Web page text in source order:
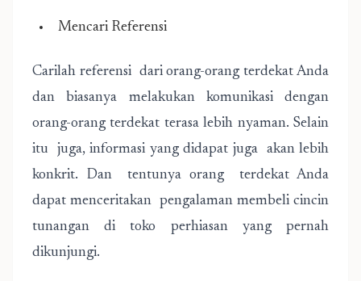
Mencari Referensi
Carilah referensi dari orang-orang terdekat Anda
dan biasanya melakukan komunikasi dengan
orang-orang terdekat terasa lebih nyaman. Selain
itu juga, informasi yang didapat juga akan lebih
konkrit. Dan tentunya orang terdekat Anda
dapat menceritakan pengalaman membeli cincin
tunangan di toko perhiasan yang pernah
dikunjungi.